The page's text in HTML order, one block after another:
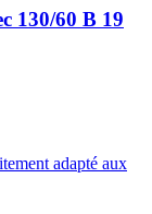
130/60 B 19
adapté aux